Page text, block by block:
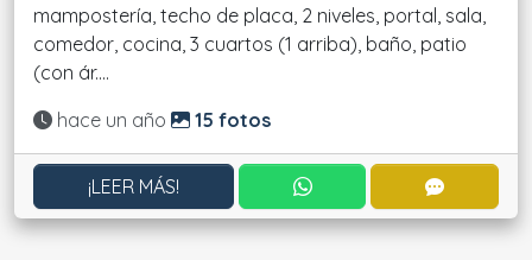
mampostería, techo de placa, 2 niveles, portal, sala,
comedor, cocina, 3 cuartos (1 arriba), baño, patio
(con ár....
Actualizado:
hace un año 15 fotos
¡LEER MÁS! CONTACTAR POR